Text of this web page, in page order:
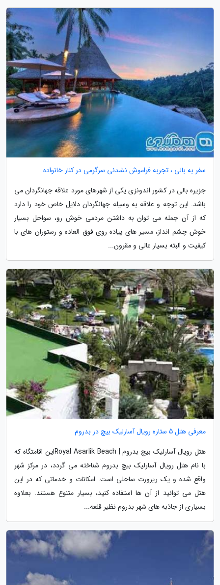
سفر به بالی ، تجربه فراموش نشدنی سرگرمی در کنار خانواده
جزیره بالی در کشور اندونزی یکی از شهرهای مورد علاقه جهانگردان می
باشد. این توجه و علاقه به وسیله جهانگردان دلایل خاص خود را دارد
که از آن جمله می توان به داشتن مردمی خوش رو، سواحل بسیار
خوش چشم انداز، مسیر های پیاده روی فوق العاده و رستوران های با
کیفیت و البته بسیار عالی و مقرون...
معرفی هتل 5 ستاره رویال آسارلیک بیچ در بدروم
هتل رویال آسارلیک بیچ بدروم | Royal Asarlik Beachاین اقامتگاه که
با نام هتل رویال آسارلیک بیچ بدروم شناخته می گردد، در مرکز شهر
واقع شده و یک ریزورت ساحلی است. امکانات و خدماتی که در این
هتل می توانید از آن ها استفاده کنید، بسیار متنوع هستند. بعلاوه
بسیاری از جاذبه های شهر بدروم نظیر قلعه...